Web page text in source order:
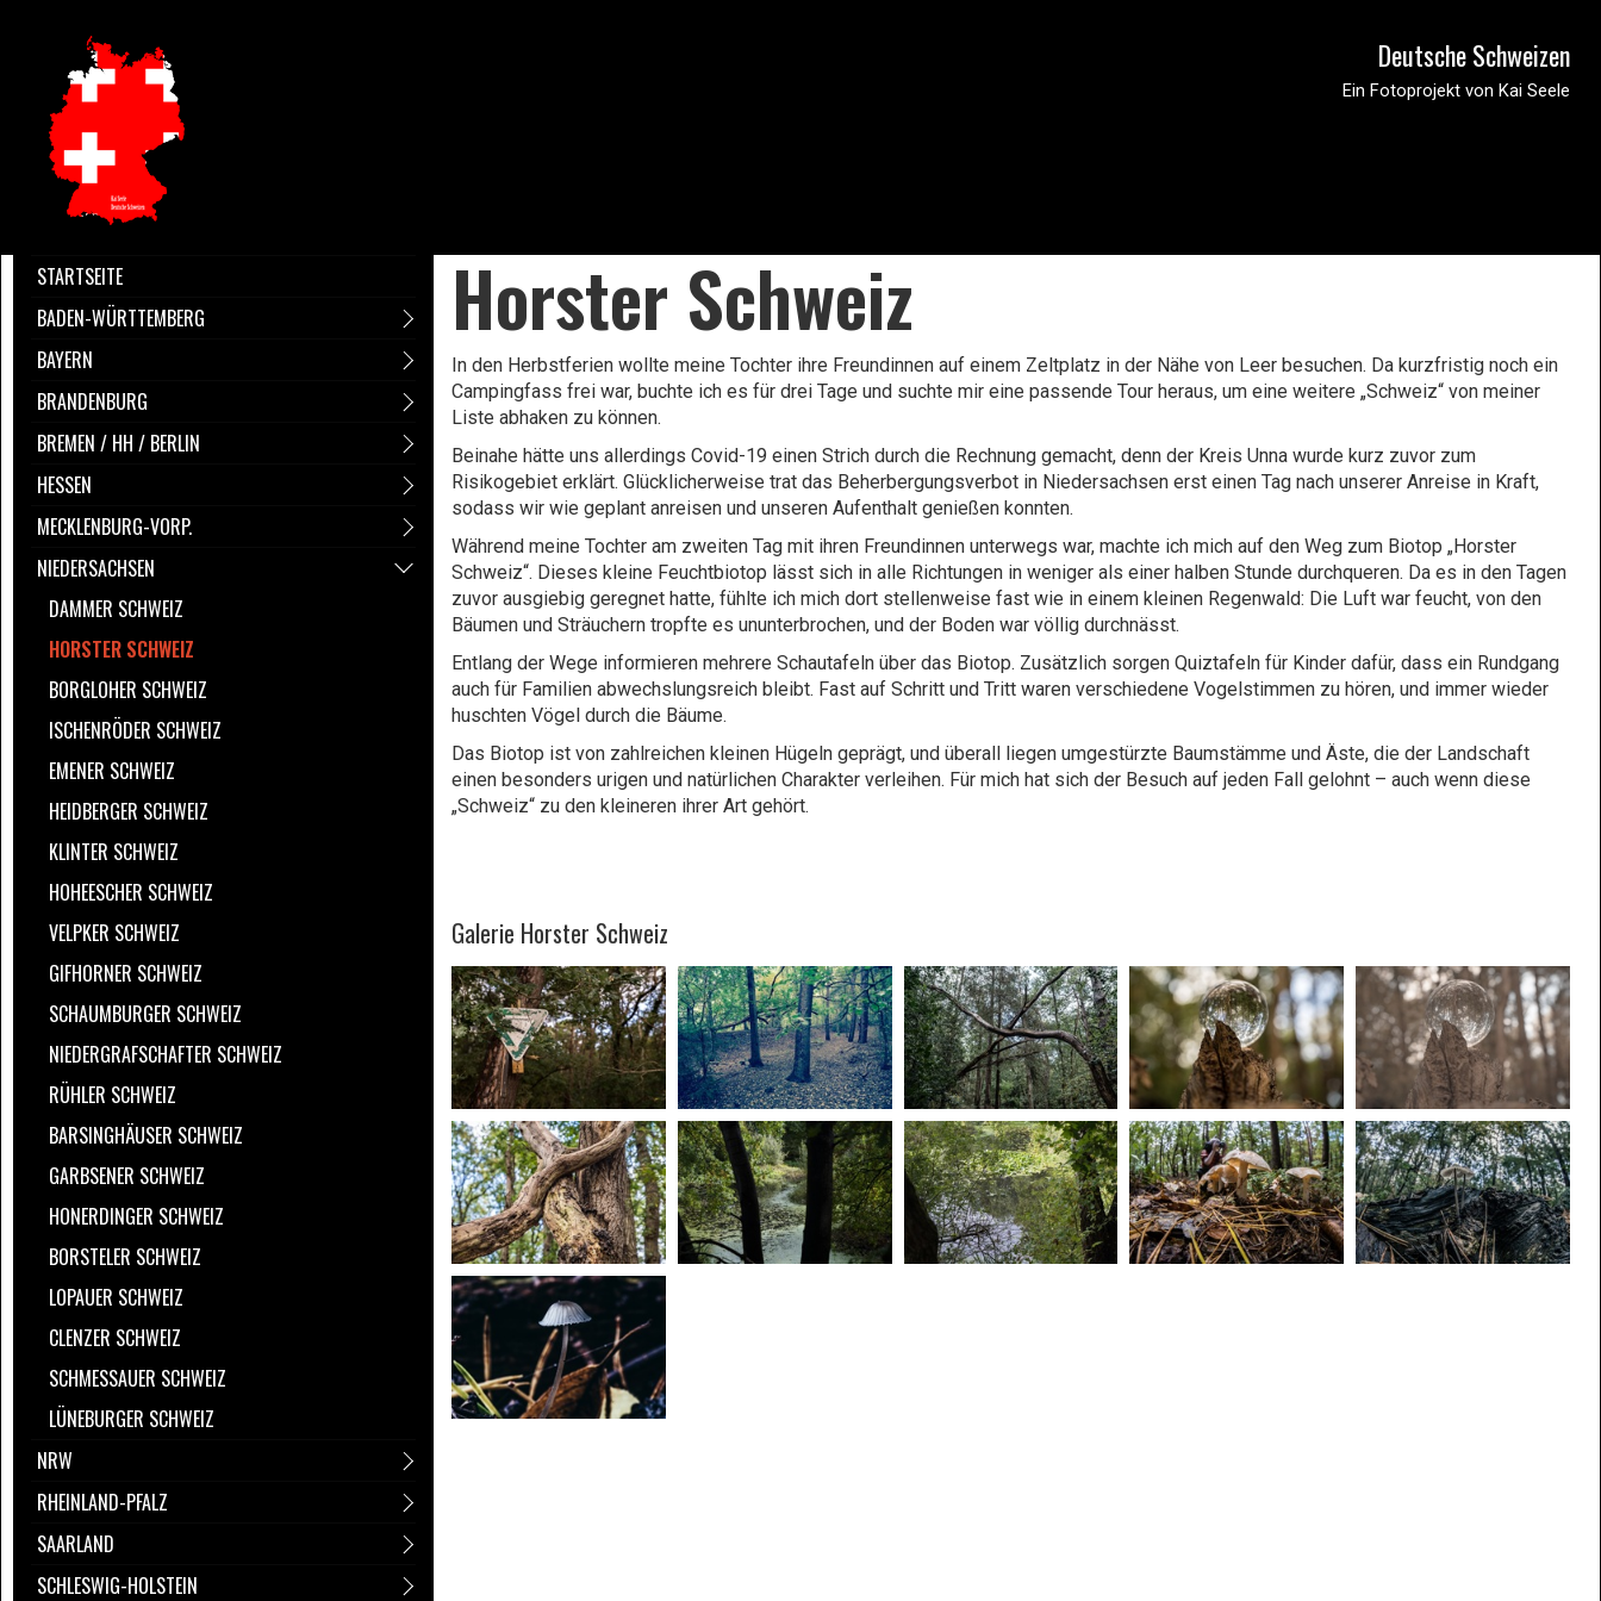
Deutsche Schweizen
Ein Fotoprojekt von Kai Seele
STARTSEITE
BADEN-WÜRTTEMBERG
BAYERN
BRANDENBURG
BREMEN / HH / BERLIN
HESSEN
MECKLENBURG-VORP.
NIEDERSACHSEN
DAMMER SCHWEIZ
HORSTER SCHWEIZ
BORGLOHER SCHWEIZ
ISCHENRÖDER SCHWEIZ
EMENER SCHWEIZ
HEIDBERGER SCHWEIZ
KLINTER SCHWEIZ
HOHEESCHER SCHWEIZ
VELPKER SCHWEIZ
GIFHORNER SCHWEIZ
SCHAUMBURGER SCHWEIZ
NIEDERGRAFSCHAFTER SCHWEIZ
RÜHLER SCHWEIZ
BARSINGHÄUSER SCHWEIZ
GARBSENER SCHWEIZ
HONERDINGER SCHWEIZ
BORSTELER SCHWEIZ
LOPAUER SCHWEIZ
CLENZER SCHWEIZ
SCHMESSAUER SCHWEIZ
LÜNEBURGER SCHWEIZ
NRW
RHEINLAND-PFALZ
SAARLAND
SCHLESWIG-HOLSTEIN
Horster Schweiz
In den Herbstferien wollte meine Tochter ihre Freundinnen auf einem Zeltplatz in der Nähe von Leer besuchen. Da kurzfristig noch ein
Campingfass frei war, buchte ich es für drei Tage und suchte mir eine passende Tour heraus, um eine weitere „Schweiz“ von meiner
Liste abhaken zu können.
Beinahe hätte uns allerdings Covid-19 einen Strich durch die Rechnung gemacht, denn der Kreis Unna wurde kurz zuvor zum
Risikogebiet erklärt. Glücklicherweise trat das Beherbergungsverbot in Niedersachsen erst einen Tag nach unserer Anreise in Kraft,
sodass wir wie geplant anreisen und unseren Aufenthalt genießen konnten.
Während meine Tochter am zweiten Tag mit ihren Freundinnen unterwegs war, machte ich mich auf den Weg zum Biotop „Horster
Schweiz“. Dieses kleine Feuchtbiotop lässt sich in alle Richtungen in weniger als einer halben Stunde durchqueren. Da es in den Tagen
zuvor ausgiebig geregnet hatte, fühlte ich mich dort stellenweise fast wie in einem kleinen Regenwald: Die Luft war feucht, von den
Bäumen und Sträuchern tropfte es ununterbrochen, und der Boden war völlig durchnässt.
Entlang der Wege informieren mehrere Schautafeln über das Biotop. Zusätzlich sorgen Quiztafeln für Kinder dafür, dass ein Rundgang
auch für Familien abwechslungsreich bleibt. Fast auf Schritt und Tritt waren verschiedene Vogelstimmen zu hören, und immer wieder
huschten Vögel durch die Bäume.
Das Biotop ist von zahlreichen kleinen Hügeln geprägt, und überall liegen umgestürzte Baumstämme und Äste, die der Landschaft
einen besonders urigen und natürlichen Charakter verleihen. Für mich hat sich der Besuch auf jeden Fall gelohnt – auch wenn diese
„Schweiz“ zu den kleineren ihrer Art gehört.
Galerie Horster Schweiz